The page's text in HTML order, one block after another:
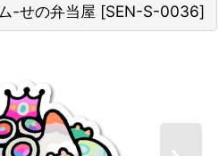
-せの弁当屋 [SEN-S-0036]